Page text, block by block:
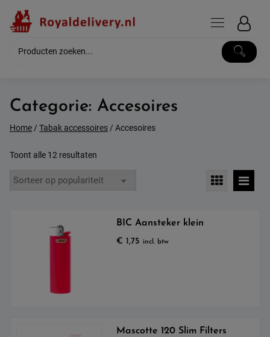
content
Categorie: Accesoires
Home/ Tabak accessoires/ Accesoires
Toont alle 12 resultaten
populariteit
BIC Aansteker klein
€ 1,75 incl. btw
Mascotte 120 Slim Filters